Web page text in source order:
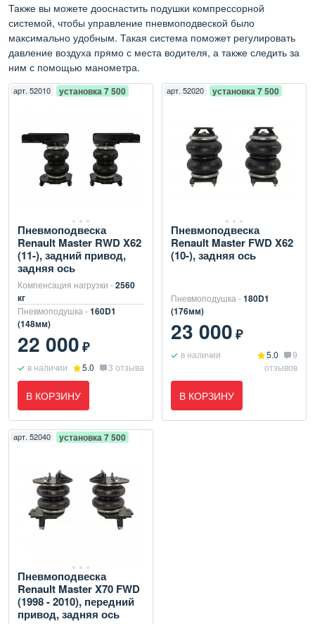
Также вы можете дооснастить подушки компрессорной
системой, чтобы управление пневмоподвеской было
максимально удобным. Такая система поможет регулировать
давление воздуха прямо с места водителя, а также следить за
ним с помощью манометра.
арт. 52010 установка 7 500
Пневмоподвеска
Renault Master RWD X62
(11-), задний привод,
задняя ось
Компенсация нагрузки -2560
кг
Пневмоподушка -160D1
(148мм)
22 000₽
в наличии 5.0 3 отзыва
В КОРЗИНУ
арт. 52020 установка 7 500
Пневмоподвеска
Renault Master FWD X62
(10-), задняя ось
Пневмоподушка -180D1
(176мм)
23 000₽
в наличии 5.0
9
отзывов
В КОРЗИНУ
арт. 52040 установка 7 500
Пневмоподвеска
Renault Master X70 FWD
(1998 - 2010), передний
привод, задняя ось